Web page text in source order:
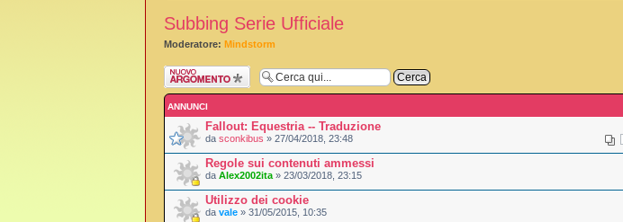
Subbing Serie Ufficiale
Moderatore: Mindstorm
Scrivi un nuovo
argomento
ANNUNCI
Fallout: Equestria -- Traduzione
da sconkibus » 27/04/2018, 23:48
Regole sui contenuti ammessi
da Alex2002ita » 23/03/2018, 23:15
Utilizzo dei cookie
da vale » 31/05/2015, 10:35